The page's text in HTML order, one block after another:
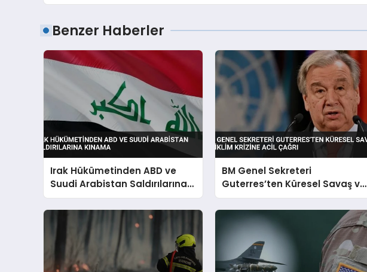
Benzer Haberler
Irak Hükümetinden ABD ve
Suudi Arabistan Saldırılarına
Kınama
BM Genel Sekreteri
Guterres’ten Küresel Savaş ve
İklim Krizine Acil Çağrı